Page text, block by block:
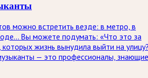
можно встретить везде: в метро, в
Вы можете подумать: «Что это за
жизнь вынудила выйти на
— это профессионалы, знающие